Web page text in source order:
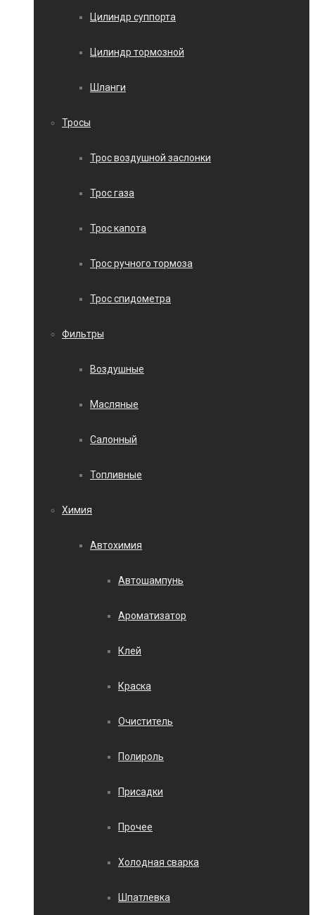
Цилиндр суппорта
Цилиндр тормозной
Шланги
Тросы
Трос воздушной заслонки
Трос газа
Трос капота
Трос ручного тормоза
Трос спидометра
Фильтры
Воздушные
Масляные
Салонный
Топливные
Химия
Автохимия
Автошампунь
Ароматизатор
Клей
Краска
Очиститель
Полироль
Присадки
Прочее
Холодная сварка
Шпатлевка